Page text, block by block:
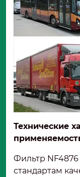
Технические
Фильтр NF4876
стандартам